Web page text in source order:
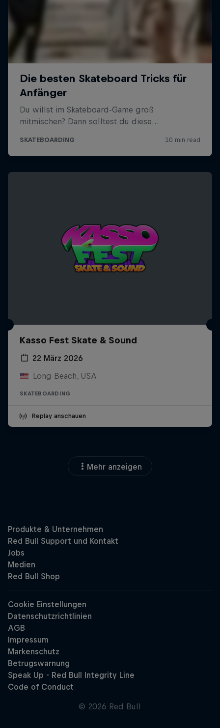
Kasso Fest Skate & Sound
22 März 2026
Long Beach, USA
SKATEBOARDING
Replay anschauen
Mehr anzeigen